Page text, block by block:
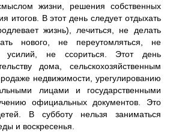
жизни, решения собственных
итогов. В этот день следует отдыхать
жизнь), лечиться, не делать
нового, не переутомляться, не
усилий, не ссориться. Этот день
дома, сельскохозяйственным
недвижимости, урегулированию
лицами и государственными
официальных документов. Это
В субботу нельзя заниматься
и воскресенья.